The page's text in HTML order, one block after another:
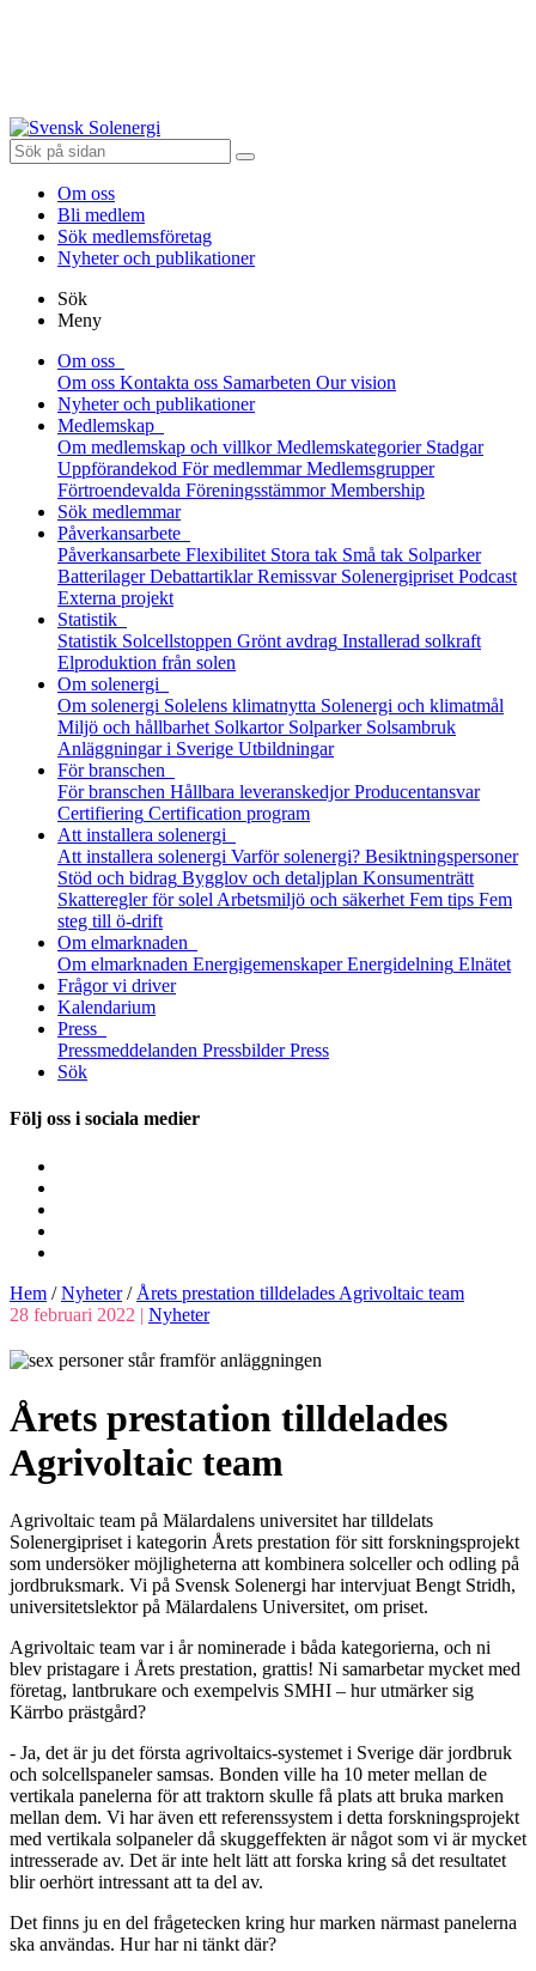
Om oss
Bli medlem
Sök medlemsföretag
Nyheter och publikationer
Sök
Meny
Om oss
Om oss Kontakta oss Samarbeten Our vision
Nyheter och publikationer
Medlemskap
Om medlemskap och villkor Medlemskategorier Stadgar
Uppförandekod För medlemmar Medlemsgrupper
Förtroendevalda Föreningsstämmor Membership
Sök medlemmar
Påverkansarbete
Påverkansarbete Flexibilitet Stora tak Små tak Solparker
Batterilager Debattartiklar Remissvar Solenergipriset Podcast
Externa projekt
Statistik
Statistik Solcellstoppen Grönt avdrag Installerad solkraft
Elproduktion från solen
Om solenergi
Om solenergi Solelens klimatnytta Solenergi och klimatmål
Miljö och hållbarhet Solkartor Solparker Solsambruk
Anläggningar i Sverige Utbildningar
För branschen
För branschen Hållbara leveranskedjor Producentansvar
Certifiering Certification program
Att installera solenergi
Att installera solenergi Varför solenergi? Besiktningspersoner
Stöd och bidrag Bygglov och detaljplan Konsumenträtt
Skatteregler för solel Arbetsmiljö och säkerhet Fem tips Fem
steg till ö-drift
Om elmarknaden
Om elmarknaden Energigemenskaper Energidelning Elnätet
Frågor vi driver
Kalendarium
Press
Pressmeddelanden Pressbilder Press
Sök
Följ oss i sociala medier
Hem /Nyheter/ Årets prestation tilldelades Agrivoltaic team
28 februari 2022 | Nyheter
Årets prestation tilldelades
Agrivoltaic team
Agrivoltaic team på Mälardalens universitet har tilldelats
Solenergipriset i kategorin Årets prestation för sitt forskningsprojekt
som undersöker möjligheterna att kombinera solceller och odling på
jordbruksmark. Vi på Svensk Solenergi har intervjuat Bengt Stridh,
universitetslektor på Mälardalens Universitet, om priset.
Agrivoltaic team var i år nominerade i båda kategorierna, och ni
blev pristagare i Årets prestation, grattis! Ni samarbetar mycket med
företag, lantbrukare och exempelvis SMHI – hur utmärker sig
Kärrbo prästgård?
- Ja, det är ju det första agrivoltaics-systemet i Sverige där jordbruk
och solcellspaneler samsas. Bonden ville ha 10 meter mellan de
vertikala panelerna för att traktorn skulle få plats att bruka marken
mellan dem. Vi har även ett referenssystem i detta forskningsprojekt
med vertikala solpaneler då skuggeffekten är något som vi är mycket
intresserade av. Det är inte helt lätt att forska kring så det resultatet
blir oerhört intressant att ta del av.
Det finns ju en del frågetecken kring hur marken närmast panelerna
ska användas. Hur har ni tänkt där?